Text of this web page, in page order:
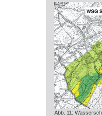
Abb. 11: